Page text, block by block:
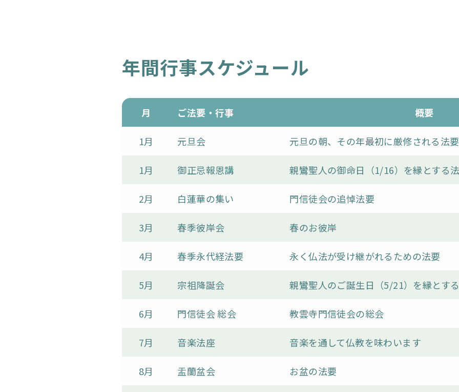
年間行事スケジュール
月 ご法要・行事 概要
1月 元旦会 元旦の朝、その年最初に厳修される法要
1月 御正忌報恩講 親鸞聖人の御命日（1/16）を縁とする
2月 白蓮華の集い 門信徒会の追悼法要
3月 春季彼岸会 春のお彼岸
4月 春季永代経法要 永く仏法が受け継がれるための法要
5月 宗祖降誕会 親鸞聖人のご誕生日（5/21）を縁とす
6月 門信徒会 総会 教雲寺門信徒会の総会
7月 音楽法座 音楽を通して仏教を味わいます
8月 盂蘭盆会 お盆の法要